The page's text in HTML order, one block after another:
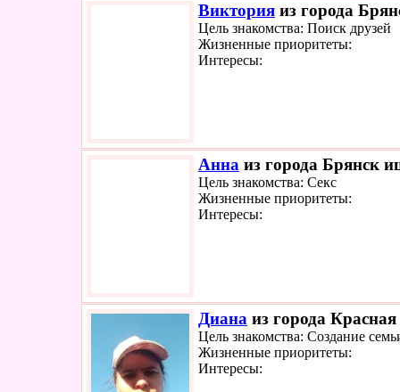
Виктория из города
Цель знакомства: Поиск друзей
Жизненные приоритеты:
Интересы:
Анна из города Брянск
Цель знакомства: Секс
Жизненные приоритеты:
Интересы:
Диана из города
Цель знакомства: Создание
Жизненные приоритеты:
Интересы: